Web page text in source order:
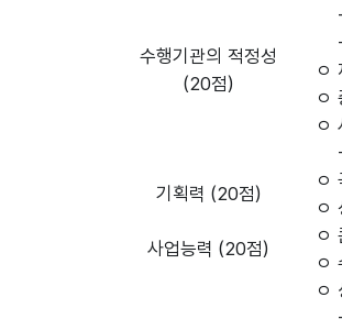
수행기관의 적정성
(20점)
-
-
ㅇ
ㅇ
ㅇ
-
기획력 (20점)
ㅇ
ㅇ
사업능력 (20점)
ㅇ
ㅇ
ㅇ
-